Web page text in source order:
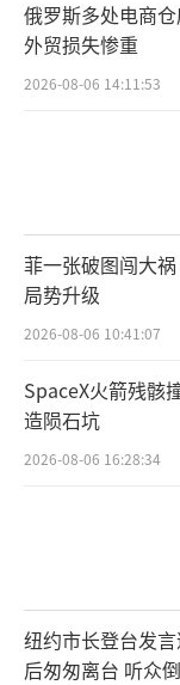
景下，中国芯
与微系统集成
破。
总结：唯
“中国芯
息，才能在
授的这番总结
方向。在全
俄罗斯多处电商
外贸损失惨重
2026-08-06 14:11:53
菲一张破图闯大
局势升级
2026-08-06 10:41:07
SpaceX火箭残骸
造陨石坑
2026-08-06 16:28:34
纽约市长登台发
后匆匆离台 听众